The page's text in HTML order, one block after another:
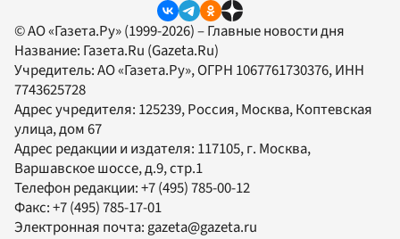
© АО «Газета.Ру» (1999-2026) – Главные новости дня
Название: Газета.Ru (Gazeta.Ru)
Учредитель:АО «Газета.Ру», ОГРН 1067761730376, ИНН
7743625728
Адрес учредителя: 125239, Россия, Москва, Коптевская
улица, дом 67
Адрес редакции и издателя: 117105, г. Москва,
Варшавское шоссе, д.9, стр.1
Телефон редакции:+7 (495) 785-00-12
Факс:+7 (495) 785-17-01
Электронная почта:gazeta@gazeta.ru